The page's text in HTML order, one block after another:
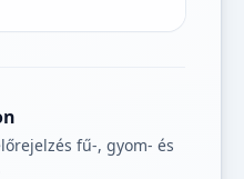
fű-, gyom- és